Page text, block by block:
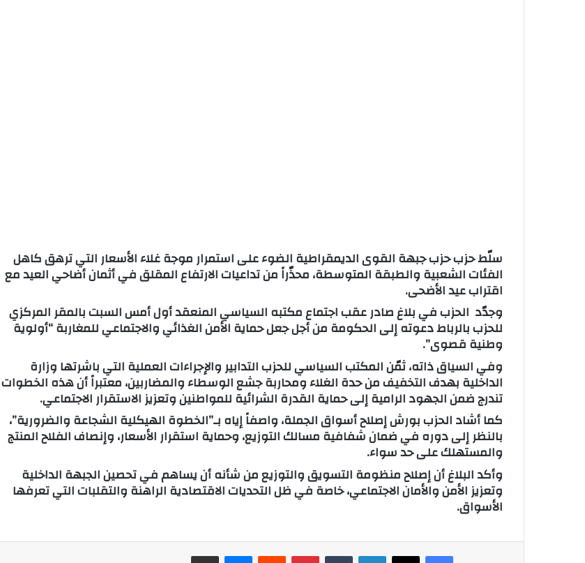
سلّط حزب حزب جبهة القوى الديمقراطية الضوء على استمرار موجة غلاء الأسعار التي ترهق كاهل
الفئات الشعبية والطبقة المتوسطة، محذّراً من تداعيات الارتفاع المقلق في أثمان أضاحي العيد مع
اقتراب عيد الأضحى.
وجدّد الحزب في بلاغ صادر عقب اجتماع مكتبه السياسي المنعقد أول أمس السبت بالمقر المركزي
للحزب بالرباط دعوته إلى الحكومة من أجل جعل حماية الأمن الغذائي والاجتماعي للمغاربة “أولوية
وطنية قصوى”.
وفي السياق ذاته، ثمّن المكتب السياسي للحزب التدابير والإجراءات العملية التي باشرتها وزارة
الداخلية بهدف التخفيف من حدة الغلاء ومحاربة جشع الوسطاء والمضاربين، معتبراً أن هذه الخطوات
تندرج ضمن الجهود الرامية إلى حماية القدرة الشرائية للمواطنين وتعزيز الاستقرار الاجتماعي.
كما أشاد الحزب بورش إصلاح أسواق الجملة، واصفاً إياه بـ”الخطوة الهيكلية الشجاعة والضرورية”،
بالنظر إلى دوره في ضمان شفافية مسالك التوزيع، وحماية استقرار الأسعار، وإنصاف الفلاح المنتج
والمستهلك على حد سواء.
وأكد البلاغ أن إصلاح منظومة التسويق والتوزيع من شأنه أن يساهم في تحصين الجبهة الداخلية
وتعزيز الأمن والأمان الاجتماعي، خاصة في ظل التحديات الاقتصادية الراهنة والتقلبات التي تعرفها
الأسواق.
فيسبوك لينكدإن بينتيريست